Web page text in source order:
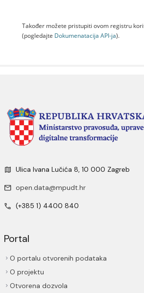
Također možete pristupiti ovom registru
(pogledajte Dokumenаtаcijа API-jа).